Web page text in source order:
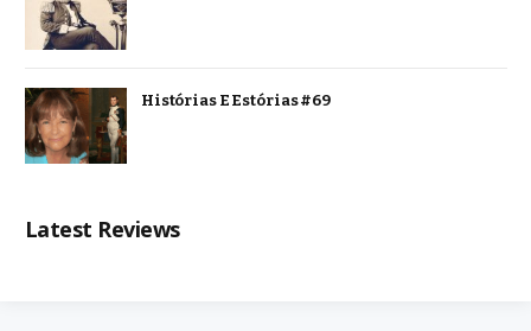
Histórias E Estórias #69
Latest Reviews